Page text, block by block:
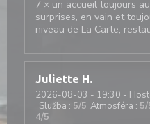
7 × un accueil toujours
surprises, en vain et
niveau de La Carte,
Juliette H
2026-08-03 - 19:30 -
Služba : 5/5 Atmosféra : 5/
4/5